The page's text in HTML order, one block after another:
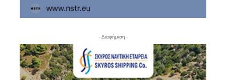
- Διαφήμιση -